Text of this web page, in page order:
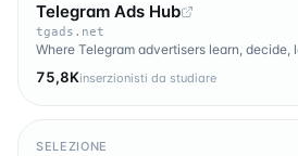
Telegram Ads Hub
tgads.net
Where Telegram advertisers learn, decide,
75,8Kinserzionisti da studiare
SELEZIONE